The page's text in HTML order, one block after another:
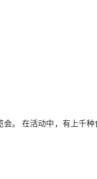
。 在活动中，有上千